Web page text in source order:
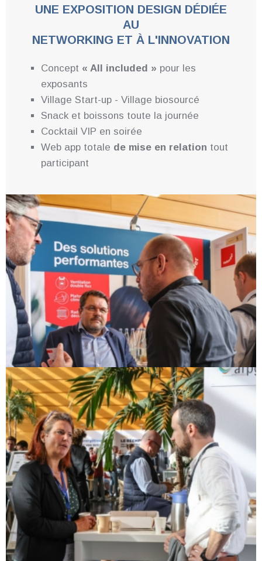
UNE EXPOSITION DESIGN DÉDIÉE
AU
NETWORKING ET À L'INNOVATION
Concept « All included » pour les
exposants
Village Start-up - Village biosourcé
Snack et boissons toute la journée
Cocktail VIP en soirée
Web app totale de mise en relation tout
participant